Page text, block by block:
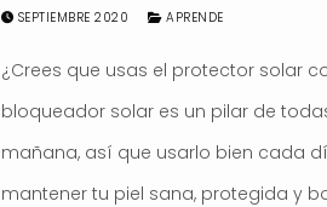
SEPTIEMBRE 2020 APRENDE
¿Crees que usas el protector solar
bloqueador solar es un pilar de
mañana, así que usarlo bien cada
mantener tu piel sana, protegida y